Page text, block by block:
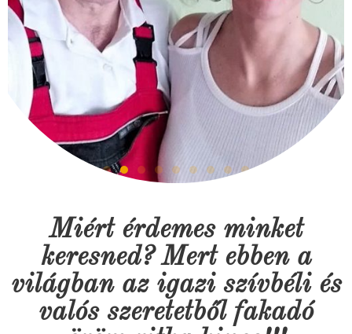
Miért érdemes minket
keresned? Mert ebben a
világban az igazi szívbéli és
valós szeretetből fakadó